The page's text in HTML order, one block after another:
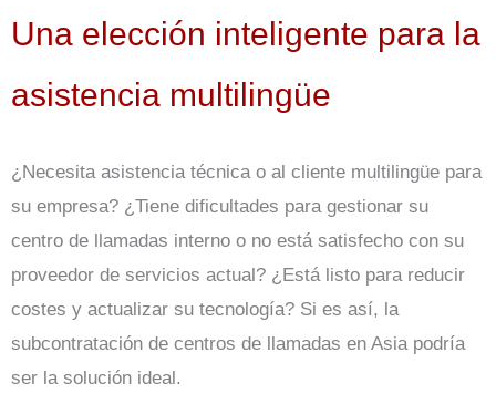
Una elección inteligente para la
asistencia multilingüe
¿Necesita asistencia técnica o al cliente multilingüe para
su empresa? ¿Tiene dificultades para gestionar su
centro de llamadas interno o no está satisfecho con su
proveedor de servicios actual? ¿Está listo para reducir
costes y actualizar su tecnología? Si es así, la
subcontratación de centros de llamadas en Asia podría
ser la solución ideal.